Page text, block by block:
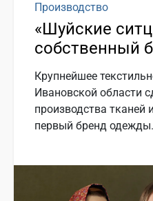
Производство
«Шуйские
собственный
Крупнейшее
Ивановской области
производства тканей
первый бренд одежды.